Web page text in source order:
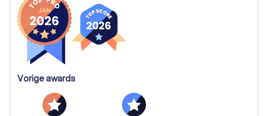
Vorige awards